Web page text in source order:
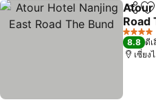
แชร์ เ
Atour
Road
4 ดาว
8.8 ดีเ
เซี่ยง